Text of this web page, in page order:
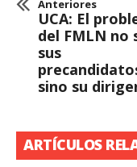
Anteriores
UCA: El
del FMLN no
sus
sino su
ARTÍCULOS